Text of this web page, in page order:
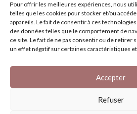
Pour offrir les meilleures expériences, nous
telles que les cookies pour stocker et/ou
appareils. Le fait de consentir à ces
des données telles que le comportement de
ce site. Le fait de ne pas consentir ou de retirer
un effet négatif sur certaines caractéristiques
Accepter
Refuser
À propos
Blog
Contact